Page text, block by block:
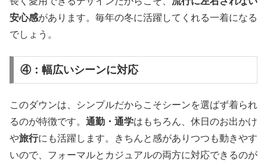
安心感があります。毎年の冬に活躍してくれる一着になる
でしょう。
④：幅広いシーンに対応
このダウンは、シンプルだからこそシーンを選ばず着られ
るのが特徴です。 通勤・通学はもちろん、休日のお出かけ
や旅行にも活躍します。きちんと感がありつつも動きやす
いので、フォーマルとカジュアルの両方に対応できるのが